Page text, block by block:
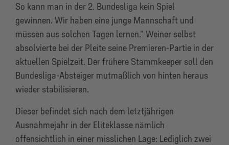
So kann man in der 2. Bundesliga kein Spiel
gewinnen. Wir haben eine junge Mannschaft und
müssen aus solchen Tagen lernen.” Weiner selbst
absolvierte bei der Pleite seine Premieren-Partie in der
aktuellen Spielzeit. Der frühere Stammkeeper soll den
Bundesliga-Absteiger mutmaßlich von hinten heraus
wieder stabilisieren.
Dieser befindet sich nach dem letztjährigen
Ausnahmejahr in der Eliteklasse nämlich
offensichtlich in einer misslichen Lage: Lediglich zwei